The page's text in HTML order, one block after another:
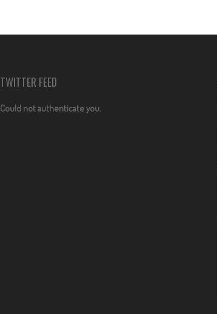
TWITTER FEED
Could not authenticate you.